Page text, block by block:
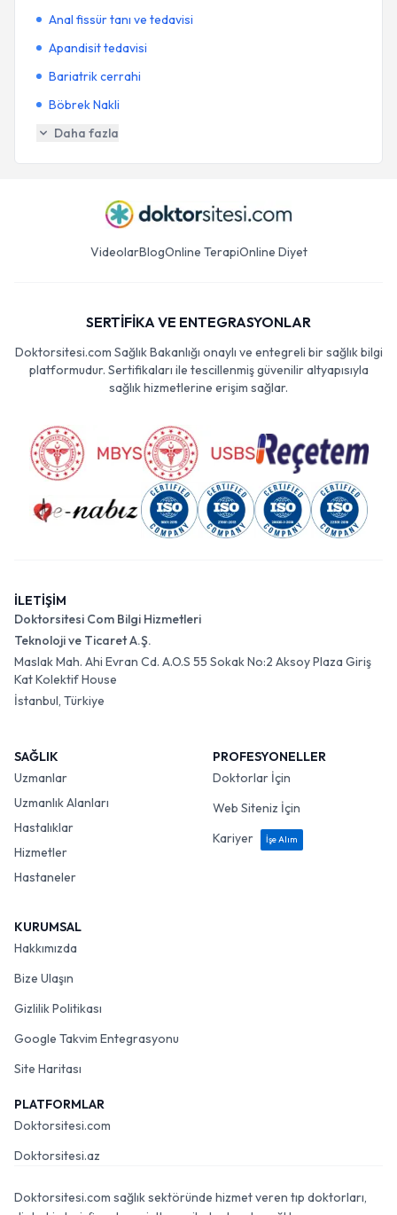
Anal fissür tanı ve tedavisi
Apandisit tedavisi
Bariatrik cerrahi
Böbrek Nakli
Daha fazla
VideolarBlogOnline TerapiOnline Diyet
SERTİFİKA VE ENTEGRASYONLAR
Doktorsitesi.com Sağlık Bakanlığı onaylı ve entegreli bir sağlık bilgi
platformudur. Sertifikaları ile tescillenmiş güvenilir altyapısıyla
sağlık hizmetlerine erişim sağlar.
İLETİŞİM
Doktorsitesi Com Bilgi Hizmetleri
Teknoloji ve Ticaret A.Ş.
Maslak Mah. Ahi Evran Cd. A.O.S 55 Sokak No:2 Aksoy Plaza Giriş
Kat Kolektif House
İstanbul, Türkiye
SAĞLIK
Uzmanlar
Uzmanlık Alanları
Hastalıklar
Hizmetler
Hastaneler
PROFESYONELLER
Doktorlar İçin
Web Siteniz İçin
Kariyer
İşe Alım
KURUMSAL
Hakkımızda
Bize Ulaşın
Gizlilik Politikası
Google Takvim Entegrasyonu
Site Haritası
PLATFORMLAR
Doktorsitesi.com
Doktorsitesi.az
Doktorsitesi.com sağlık sektöründe hizmet veren tıp doktorları,